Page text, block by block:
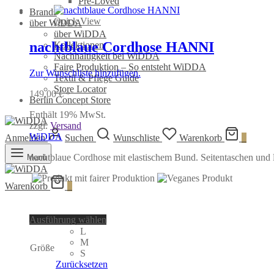
Brands
über WiDDA
über WiDDA
Kollektionen
Nachhaltigkeit bei WiDDA
Faire Produktion – So entsteht WiDDA
Textil & Pflege Guide
Store Locator
Berlin Concept Store
Anmelden Suchen Wunschliste Warenkorb
Menü
Warenkorb
Quick View
nachtblaue Cordhose HANNI
Zur Wunschliste hinzufügen.
149,00€ *
Enthält 19% MwSt.
zzgl. Versand
WiDDA
nachtblaue Cordhose mit elastischem Bund. Seitentaschen und
Ausführung wählen
Varianten
Größe
L
M
S
Zurücksetzen